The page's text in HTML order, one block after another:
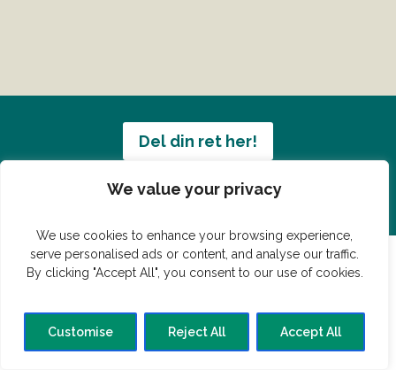
We value your privacy
We use cookies to enhance your browsing experience,
serve personalised ads or content, and analyse our traffic.
By clicking "Accept All", you consent to our use of cookies.
Customise Reject All Accept All
Del din ret her!
Har du en konge ret du vil dele?
Hovedret
Bagværk Forret Buffet Dessert